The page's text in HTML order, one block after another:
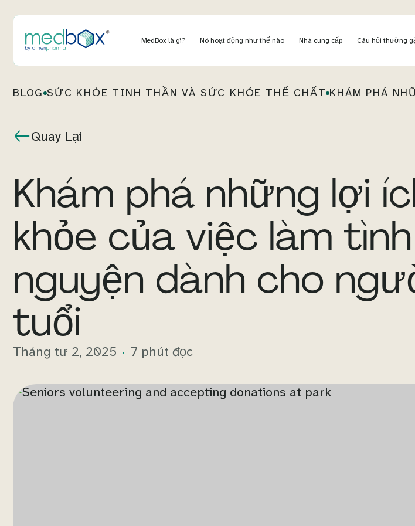
MedBox là gì? Nó hoạt động như thế nào Nhà cung cấp Câu hỏi thường
BLOG SỨC KHỎE TINH THẦN VÀ SỨC KHỎE THỂ CHẤT KHÁM PHÁ
Quay Lại
Khám phá những lợi
khỏe của việc làm tình
nguyện dành cho
tuổi
Tháng tư 2, 2025 7 phút đọc